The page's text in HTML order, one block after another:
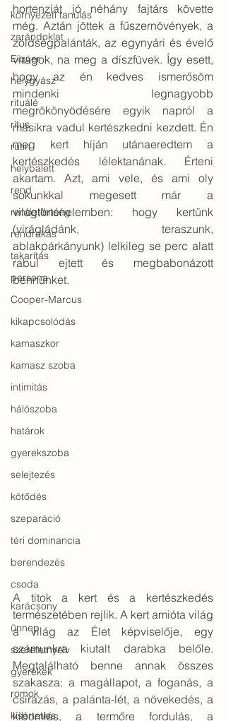
környezeti tanulás
zarándoklat
Eiquer
helygyász
rituálé
rítus
rutin
helybalett
rend
rendetlenség
rendrakás
takarítás
persona
Cooper-Marcus
kikapcsolódás
kamaszkor
kamasz szoba
intimitás
hálószoba
határok
gyerekszoba
selejtezés
kötődés
szeparáció
téri dominancia
berendezés
csoda
karácsony
ünnep
szeretetnyelv
gyerekek
romok
kísérteties
hortenziát jó néhány fajtárs követte
még. Aztán jöttek a fűszernövények, a
zöldségpalánták, az egynyári és évelő
virágok, na meg a díszfüvek. Így esett,
hogy az én kedves ismerősöm
mindenki legnagyobb
megrökönyödésére egyik napról a
másikra vadul kertészkedni kezdett. Én
meg kert híján utánaeredtem a
kertészkedés lélektanának. Érteni
akartam. Azt, ami vele, és ami oly
sokunkkal megesett már a
világtörténelemben: hogy kertünk
(virágládánk, teraszunk,
ablakpárkányunk) lelkileg se perc alatt
rabul ejtett és megbabonázott
bennünket.
A titok a kert és a kertészkedés
természetében rejlik. A kert amióta világ
a világ az Élet képviselője, egy
számunkra kiutalt darabka belőle.
Megtalálható benne annak összes
szakasza: a magállapot, a foganás, a
csírázás, a palánta-lét, a növekedés, a
kibomlás, a termőre fordulás, a